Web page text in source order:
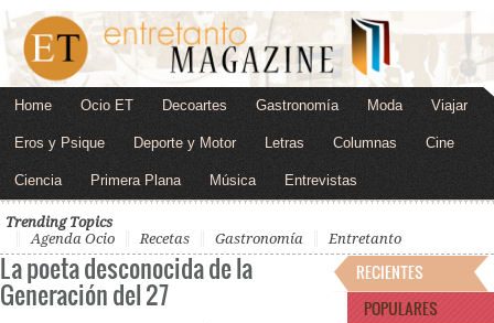
Home Ocio ET Decoartes Gastronomía Moda Viajar
Eros y Psique Deporte y Motor Letras Columnas Cine
Ciencia Primera Plana Música Entrevistas
Trending Topics
Agenda Ocio
Recetas Gastronomía Entretanto
La poeta desconocida de la
Generación del 27
RECIENTES
POPULARES